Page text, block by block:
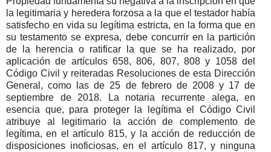
la legitimaria y heredera forzosa a la que el testador había
satisfecho en vida su legítima estricta, en la forma que en
su testamento se expresa, debe concurrir en la partición
de la herencia o ratificar la que se ha realizado, por
aplicación de artículos 658, 806, 807, 808 y 1058 del
Código Civil y reiteradas Resoluciones de esta Dirección
General, como las de 25 de febrero de 2008 y 17 de
septiembre de 2018. La notaria recurrente alega, en
esencia que, para proteger la legítima el Código Civil
atribuye al legitimario la acción de complemento de
legítima, en el artículo 815, y la acción de reducción de
disposiciones inoficiosas, en el artículo 817, y ninguna